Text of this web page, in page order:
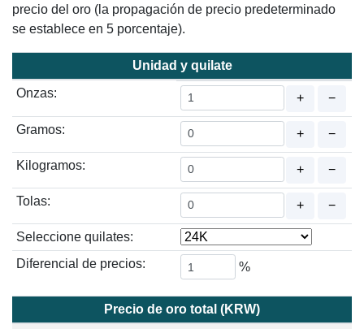
precio del oro (la propagación de precio predeterminado
se establece en 5 porcentaje).
Unidad y quilate
Onzas:
+ −
Gramos: + −
Kilogramos: + −
Tolas: + −
Seleccione quilates:
Diferencial de precios:
%
Precio de oro total (KRW)